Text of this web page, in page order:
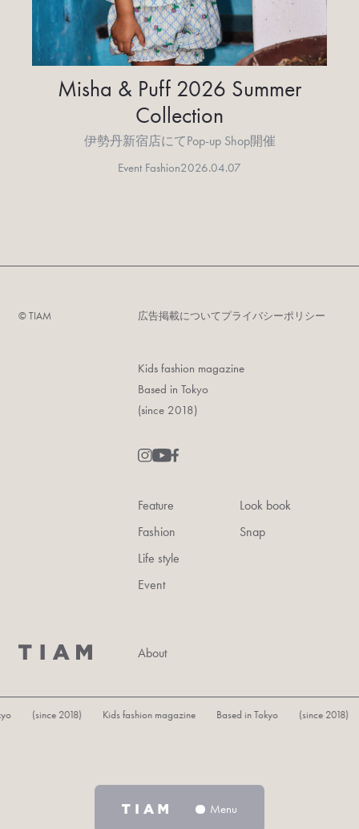
Misha & Puff 2026 Summer
Collection
伊勢丹新宿店にてPop-up Shop開催
Event Fashion2026.04.07
©︎ TIAM 広告掲載についてプライバシーポリシー
Kids fashion magazine
Based in Tokyo
(since 2018)
Feature
Fashion
Life style
Event
Look book
Snap
About
2018) Kids fashion magazine Based in Tokyo (since 2018)